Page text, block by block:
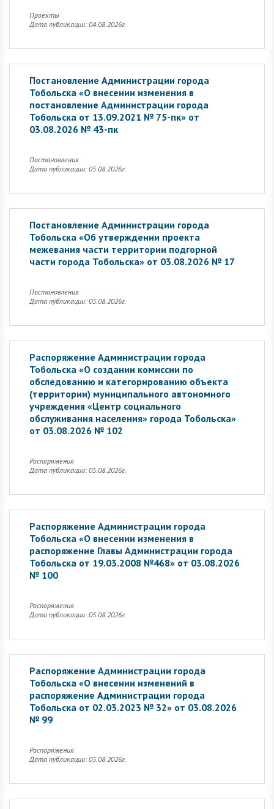
Проекты
Дата публикации: 04.08.2026г.
Постановление Администрации города
Тобольска «О внесении изменения в
постановление Администрации города
Тобольска от 13.09.2021 № 75-пк» от
03.08.2026 № 43-пк
Постановления
Дата публикации: 05.08.2026г.
Постановление Администрации города
Тобольска «Об утверждении проекта
межевания части территории подгорной
части города Тобольска» от 03.08.2026 № 17
Постановления
Дата публикации: 05.08.2026г.
Распоряжение Администрации города
Тобольска «О создании комиссии по
обследованию и категорированию объекта
(территории) муниципального автономного
учреждения «Центр социального
обслуживания населения» города Тобольска»
от 03.08.2026 № 102
Распоряжения
Дата публикации: 05.08.2026г.
Распоряжение Администрации города
Тобольска «О внесении изменения в
распоряжение Главы Администрации города
Тобольска от 19.03.2008 №468» от 03.08.2026
№ 100
Распоряжения
Дата публикации: 05.08.2026г.
Распоряжение Администрации города
Тобольска «О внесении изменений в
распоряжение Администрации города
Тобольска от 02.03.2023 № 32» от 03.08.2026
№ 99
Распоряжения
Дата публикации: 05.08.2026г.